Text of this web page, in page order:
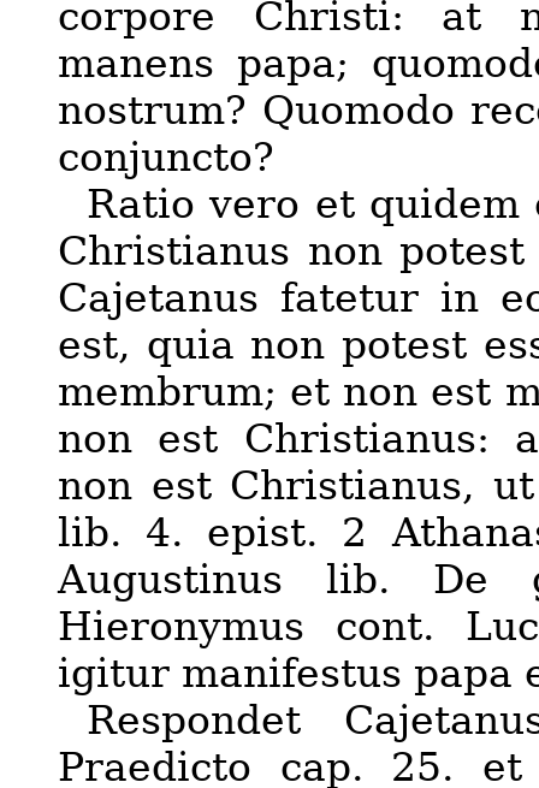
corpore Christi: at
manens papa;
nostrum? Quomodo
conjuncto?
Ratio vero et quidem
Christianus non
Cajetanus fatetur in
est, quia non potest
membrum; et non est
non est Christianus:
non est Christianus,
lib. 4. epist. 2
Augustinus lib. De
Hieronymus cont.
igitur manifestus papa
Respondet
Praedicto cap. 25.